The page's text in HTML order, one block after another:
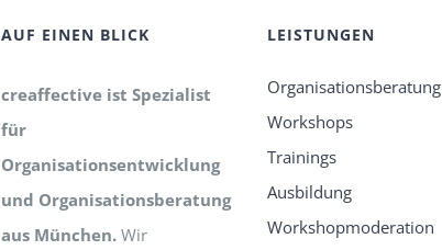
AUF EINEN BLICK
creaffective ist Spezialist
für
Organisationsentwicklung
und Organisationsberatung
aus München.Wir
LEISTUNGEN
Organisationsberatung
Workshops
Trainings
Ausbildung
Workshopmoderation